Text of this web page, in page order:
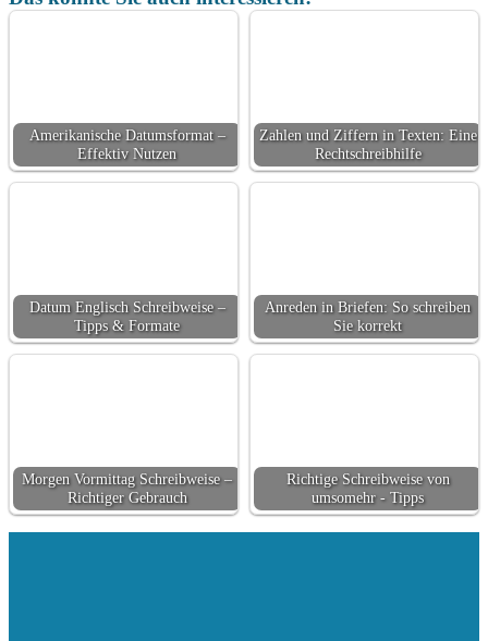
Amerikanische Datumsformat –
Effektiv Nutzen
Zahlen und Ziffern in Texten: Eine
Rechtschreibhilfe
Datum Englisch Schreibweise –
Tipps & Formate
Anreden in Briefen: So schreiben
Sie korrekt
Morgen Vormittag Schreibweise –
Richtiger Gebrauch
Richtige Schreibweise von
umsomehr - Tipps